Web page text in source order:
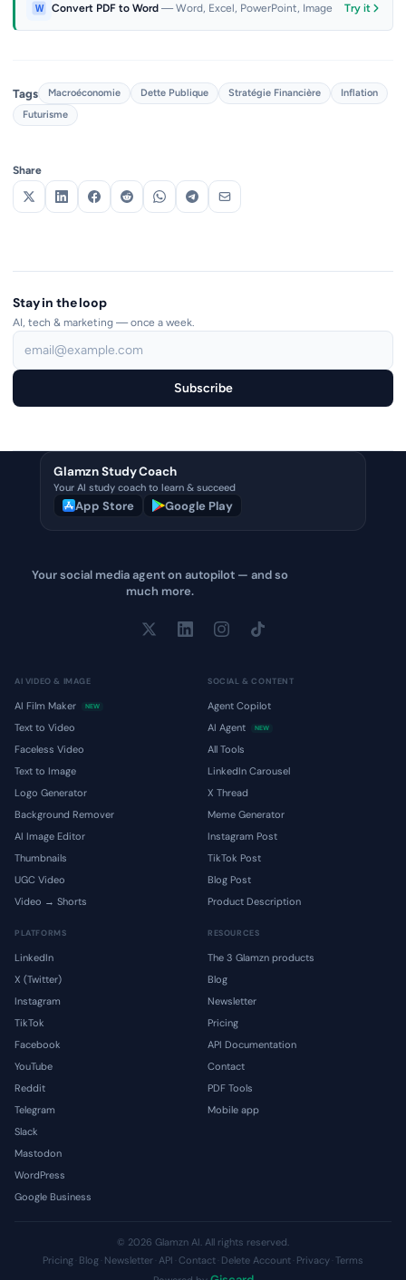
Convert PDF to Word — Word, Excel, PowerPoint, Image Try it
Tags Macroéconomie Dette Publique Stratégie Financière
Inflation
Futurisme
Share
Stay in the loop
AI, tech & marketing — once a week.
Subscribe
Glamzn Study Coach
Your AI study coach to learn & succeed
App Store Google Play
Your social media agent on autopilot — and so
much more.
AI VIDEO & IMAGE
AI Film Maker NEW
Text to Video
Faceless Video
Text to Image
Logo Generator
Background Remover
AI Image Editor
Thumbnails
UGC Video
Video → Shorts
SOCIAL & CONTENT
Agent Copilot
AI Agent
NEW
All Tools
LinkedIn Carousel
X Thread
Meme Generator
Instagram Post
TikTok Post
Blog Post
Product Description
PLATFORMS
LinkedIn
X (Twitter)
Instagram
TikTok
Facebook
YouTube
Reddit
Telegram
Slack
Mastodon
WordPress
Google Business
RESOURCES
The 3 Glamzn products
Blog
Newsletter
Pricing
API Documentation
Contact
PDF Tools
Mobile app
© 2026 Glamzn AI. All rights reserved.
Pricing Blog Newsletter API Contact Delete Account Privacy Terms